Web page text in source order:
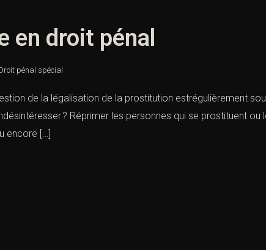
en droit pénal
pénal spécial
de la légalisation de la prostitution estrégulièrement
? Réprimer les personnes qui se prostituent ou
encore […]